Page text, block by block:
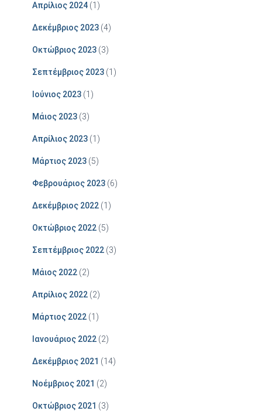
Απρίλιος 2024 (1)
Δεκέμβριος 2023 (4)
Οκτώβριος 2023 (3)
Σεπτέμβριος 2023 (1)
Ιούνιος 2023 (1)
Μάιος 2023 (3)
Απρίλιος 2023 (1)
Μάρτιος 2023 (5)
Φεβρουάριος 2023 (6)
Δεκέμβριος 2022 (1)
Οκτώβριος 2022 (5)
Σεπτέμβριος 2022 (3)
Μάιος 2022 (2)
Απρίλιος 2022 (2)
Μάρτιος 2022 (1)
Ιανουάριος 2022 (2)
Δεκέμβριος 2021 (14)
Νοέμβριος 2021 (2)
Οκτώβριος 2021 (3)